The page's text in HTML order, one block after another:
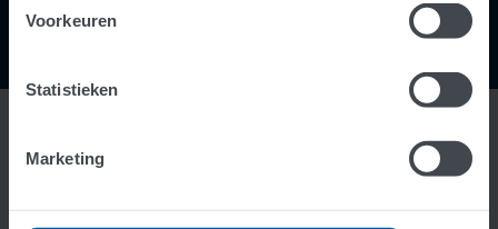
Voorkeuren
Statistieken
Marketing